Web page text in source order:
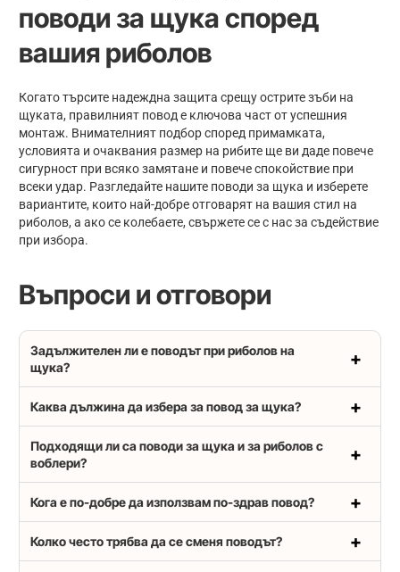
поводи за щука според
вашия риболов
Когато търсите надеждна защита срещу острите зъби на
щуката, правилният повод е ключова част от успешния
монтаж. Внимателният подбор според примамката,
условията и очаквания размер на рибите ще ви даде повече
сигурност при всяко замятане и повече спокойствие при
всеки удар. Разгледайте нашите поводи за щука и изберете
вариантите, които най-добре отговарят на вашия стил на
риболов, а ако се колебаете, свържете се с нас за съдействие
при избора.
Въпроси и отговори
Задължителен ли е поводът при риболов на
щука?
Каква дължина да избера за повод за щука?
Подходящи ли са поводи за щука и за риболов с
воблери?
Кога е по-добре да използвам по-здрав повод?
Колко често трябва да се сменя поводът?